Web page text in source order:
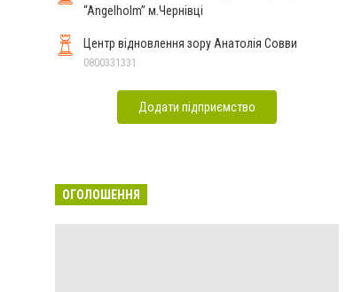
“Angelholm” м.Чернівці
Центр відновлення зору Анатолія Совви
0800331331
Додати підприємство
ОГОЛОШЕННЯ